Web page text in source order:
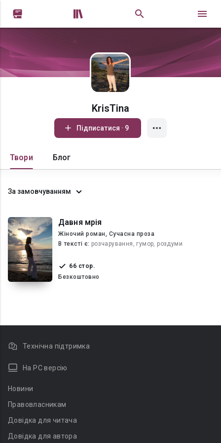
 
KrisTina
Підписатися · 9
Твори Блог
За замовчуванням
Давня мрія
Жіночий роман, Сучасна проза
В текcті є:
розчарування, гумор, роздуми
66 стор.
Безкоштовно
Технічна підтримка
На PC версію
Новини
Правовласникам
Довідка для читача
Довідка для автора